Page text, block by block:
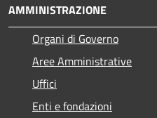
AMMINISTRAZIONE
Organi di Governo
Aree Amministrative
Uffici
Enti e fondazioni